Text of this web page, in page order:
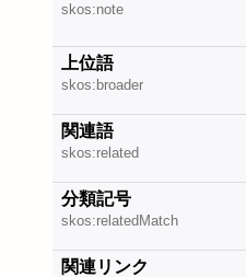
skos:note
上位語
skos:broader
関連語
skos:related
分類記号
skos:relatedMatch
関連リンク